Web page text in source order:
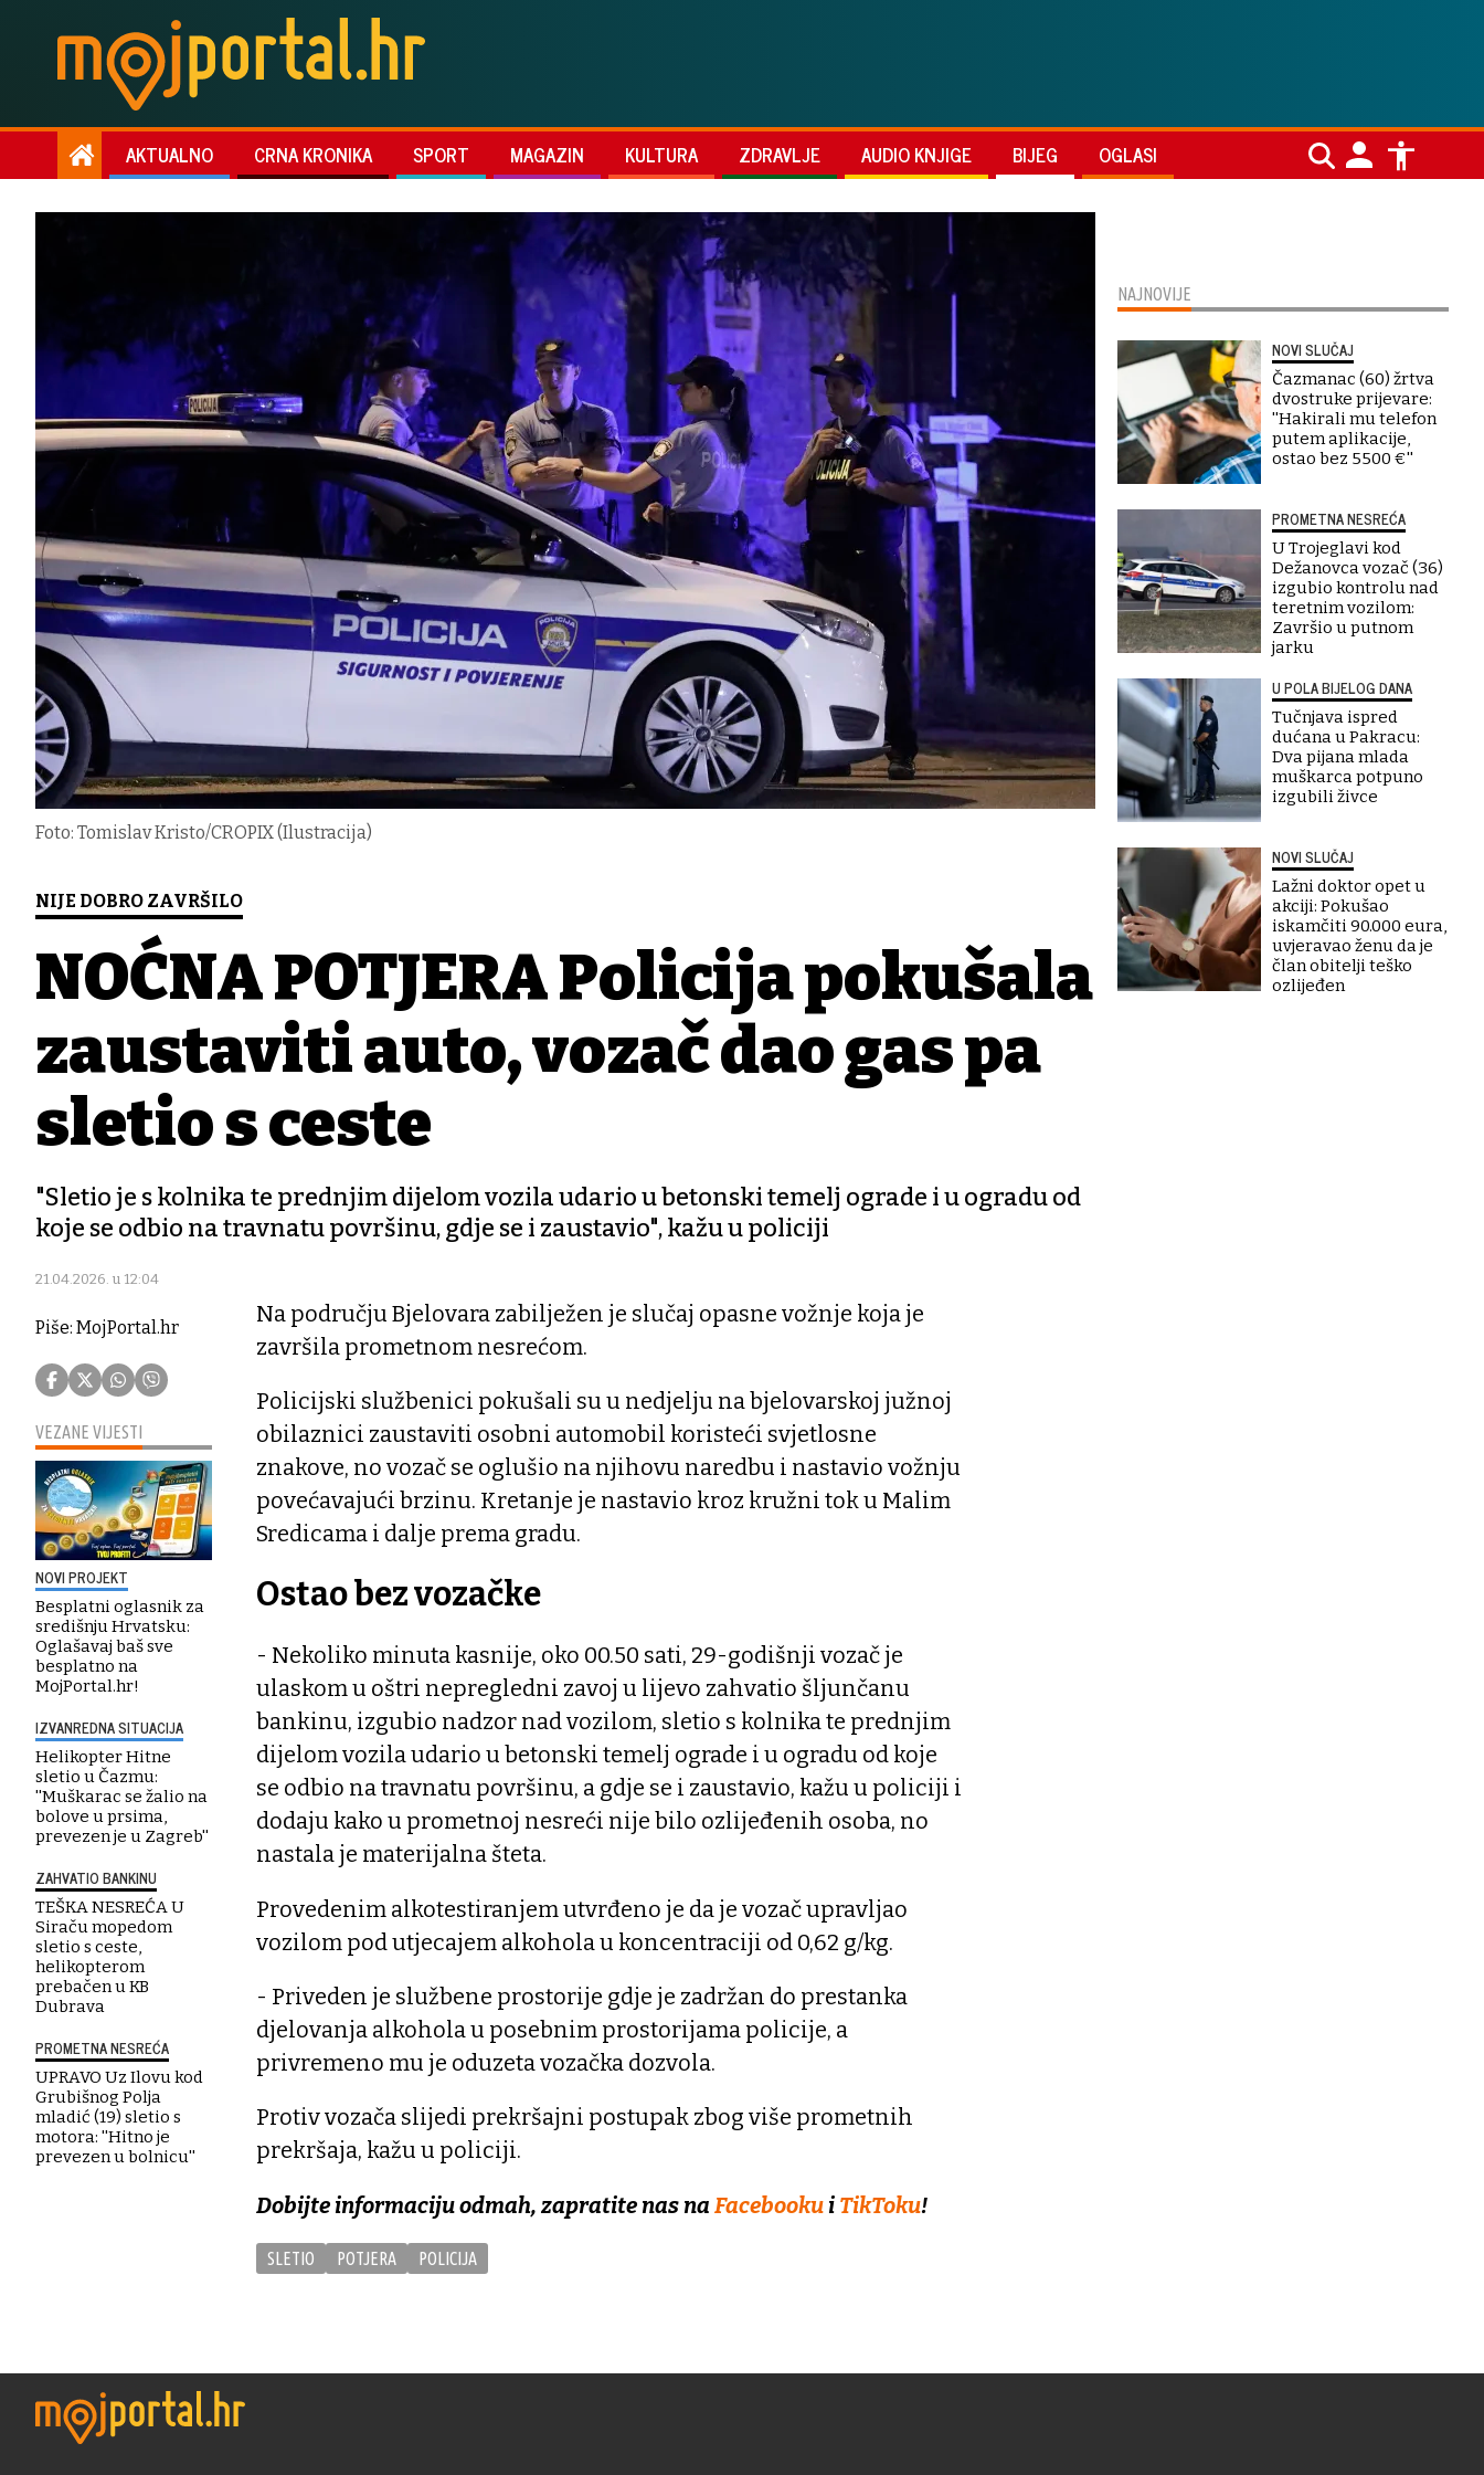
AKTUALNO CRNA KRONIKA SPORT MAGAZIN KULTURA ZDRAVLJE AUDIO KNJIGE BIJEG OGLASI
Foto: Tomislav Kristo/CROPIX (Ilustracija)
NIJE DOBRO ZAVRŠILO
NOĆNA POTJERA Policija pokušala
zaustaviti auto, vozač dao gas pa
sletio s ceste
"Sletio je s kolnika te prednjim dijelom vozila udario u betonski temelj ograde i u ogradu od
koje se odbio na travnatu površinu, gdje se i zaustavio", kažu u policiji
21.04.2026. u 12:04
Piše: MojPortal.hr
VEZANE VIJESTI
NOVI PROJEKT
Besplatni oglasnik za
središnju Hrvatsku:
Oglašavaj baš sve
besplatno na
MojPortal.hr!
IZVANREDNA SITUACIJA
Helikopter Hitne
sletio u Čazmu:
''Muškarac se žalio na
bolove u prsima,
prevezen je u Zagreb''
ZAHVATIO BANKINU
TEŠKA NESREĆA U
Siraču mopedom
sletio s ceste,
helikopterom
prebačen u KB
Dubrava
PROMETNA NESREĆA
UPRAVO Uz Ilovu kod
Grubišnog Polja
mladić (19) sletio s
motora: ''Hitno je
prevezen u bolnicu''
Na području Bjelovara zabilježen je slučaj opasne vožnje koja je
završila prometnom nesrećom.
Policijski službenici pokušali su u nedjelju na bjelovarskoj južnoj
obilaznici zaustaviti osobni automobil koristeći svjetlosne
znakove, no vozač se oglušio na njihovu naredbu i nastavio vožnju
povećavajući brzinu. Kretanje je nastavio kroz kružni tok u Malim
Sredicama i dalje prema gradu.
Ostao bez vozačke
- Nekoliko minuta kasnije, oko 00.50 sati, 29-godišnji vozač je
ulaskom u oštri nepregledni zavoj u lijevo zahvatio šljunčanu
bankinu, izgubio nadzor nad vozilom, sletio s kolnika te prednjim
dijelom vozila udario u betonski temelj ograde i u ogradu od koje
se odbio na travnatu površinu, a gdje se i zaustavio, kažu u policiji i
dodaju kako u prometnoj nesreći nije bilo ozlijeđenih osoba, no
nastala je materijalna šteta.
Provedenim alkotestiranjem utvrđeno je da je vozač upravljao
vozilom pod utjecajem alkohola u koncentraciji od 0,62 g/kg.
- Priveden je službene prostorije gdje je zadržan do prestanka
djelovanja alkohola u posebnim prostorijama policije, a
privremeno mu je oduzeta vozačka dozvola.
Protiv vozača slijedi prekršajni postupak zbog više prometnih
prekršaja, kažu u policiji.
Dobijte informaciju odmah, zapratite nas na Facebooku i TikToku!
SLETIO POTJERA POLICIJA
NAJNOVIJE
NOVI SLUČAJ
Čazmanac (60) žrtva
dvostruke prijevare:
''Hakirali mu telefon
putem aplikacije,
ostao bez 5500 €''
PROMETNA NESREĆA
U Trojeglavi kod
Dežanovca vozač (36)
izgubio kontrolu nad
teretnim vozilom:
Završio u putnom
jarku
U POLA BIJELOG DANA
Tučnjava ispred
dućana u Pakracu:
Dva pijana mlada
muškarca potpuno
izgubili živce
NOVI SLUČAJ
Lažni doktor opet u
akciji: Pokušao
iskamčiti 90.000 eura,
uvjeravao ženu da je
član obitelji teško
ozlijeđen